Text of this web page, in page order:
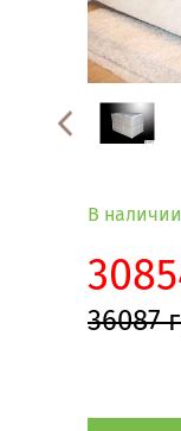
В наличии
36087